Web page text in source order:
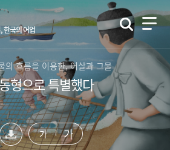
한국의 어업
의 흐름을 이용한, 어살과 그물
형으로 특별했다
가 가